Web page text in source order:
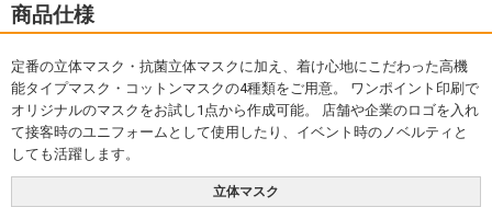
商品仕様
定番の立体マスク・抗菌立体マスクに加え、着け心地にこだわった高機
能タイプマスク・コットンマスクの4種類をご用意。 ワンポイント印刷で
オリジナルのマスクをお試し1点から作成可能。 店舗や企業のロゴを入れ
て接客時のユニフォームとして使用したり、イベント時のノベルティと
しても活躍します。
立体マスク